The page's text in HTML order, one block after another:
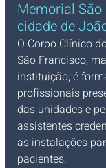
Memorial
cidade de
O Corpo Clínico
São Francisco,
instituição, é
profissionais
das unidades e
assistentes
as instalações
pacientes.